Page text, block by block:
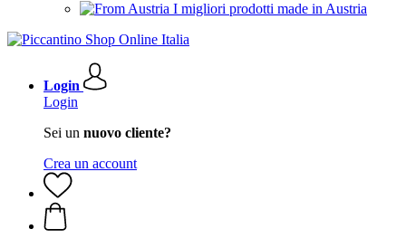
I migliori prodotti made in Austria
Login
Login
Sei un nuovo cliente?
Crea un account